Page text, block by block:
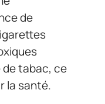
de
tabac, ce
la santé.